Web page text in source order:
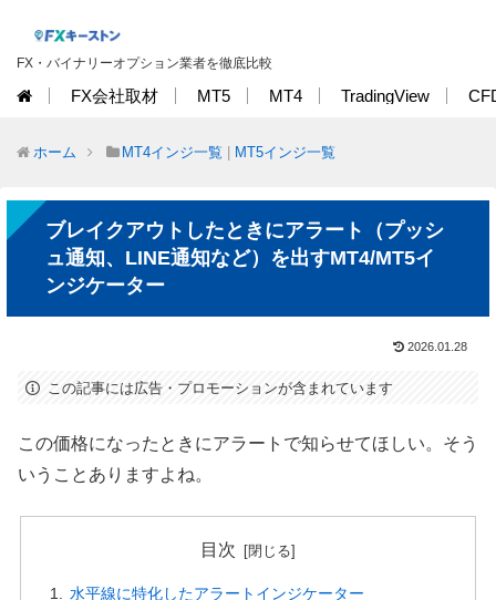
FX・バイナリーオプション業者を徹底比較
FX会社取材 MT5 MT4 TradingView
ホーム MT4インジ一覧 MT5インジ一覧
ブレイクアウトしたときにアラート（プッシ
ュ通知、LINE通知など）を出すMT4/MT5イ
ンジケーター
2026.01.28
この記事には広告・プロモーションが含まれています
この価格になったときにアラートで知らせてほしい。そう
いうことありますよね。
目次
水平線に特化したアラートインジケーター